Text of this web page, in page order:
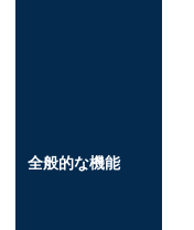
全般的な機能